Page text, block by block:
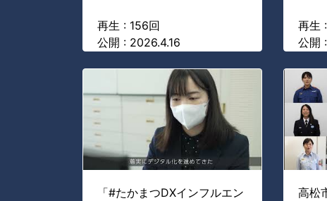
再生 : 156回
公開 : 2026.4.16
再生
公開
「#たかまつDXインフルエン
高松